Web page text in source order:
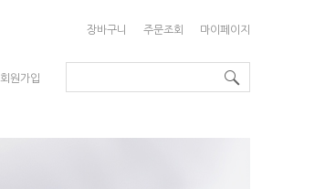
장바구니 주문조회 마이페이지
회원가입